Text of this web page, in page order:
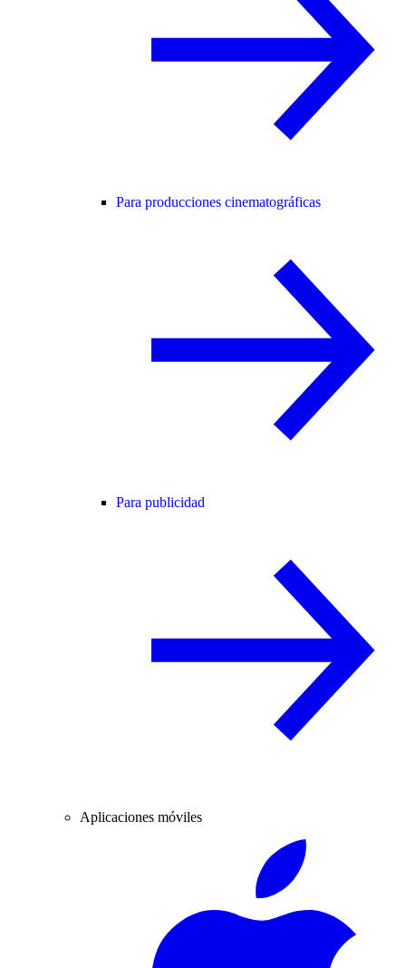
Para producciones cinematográficas
Para publicidad
Aplicaciones móviles